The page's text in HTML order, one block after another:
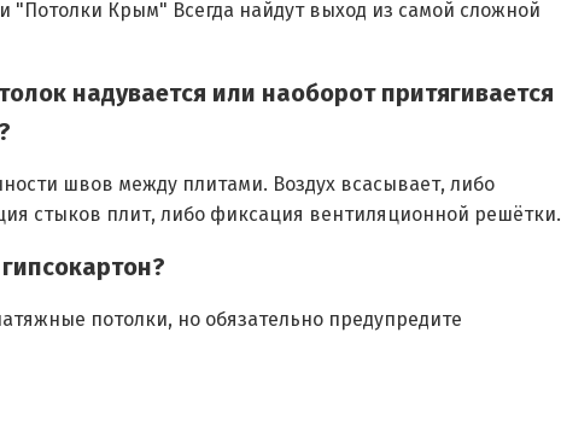
Крым" Всегда найдут выход из самой сложной
надувается или наоборот притягивается
швов между плитами. Воздух всасывает, либо
стыков плит, либо фиксация вентиляционной решётки.
потолки, но обязательно предупредите